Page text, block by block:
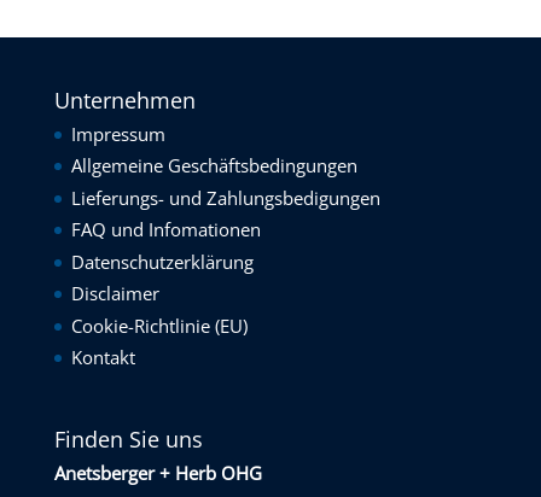
Unternehmen
Impressum
Allgemeine Geschäftsbedingungen
Lieferungs- und Zahlungsbedigungen
FAQ und Infomationen
Datenschutzerklärung
Disclaimer
Cookie-Richtlinie (EU)
Kontakt
Finden Sie uns
Anetsberger + Herb OHG